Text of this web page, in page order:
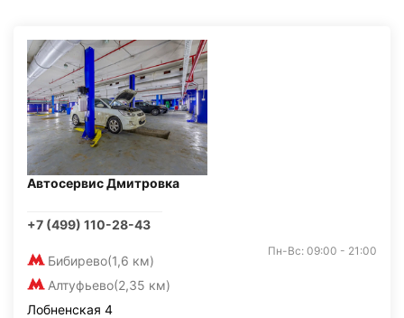
Автосервис Дмитровка
+7 (499) 110-28-43
Бибирево(1,6 км)
Алтуфьево(2,35 км)
Пн-Вс: 09:00 - 21:00
Лобненская 4